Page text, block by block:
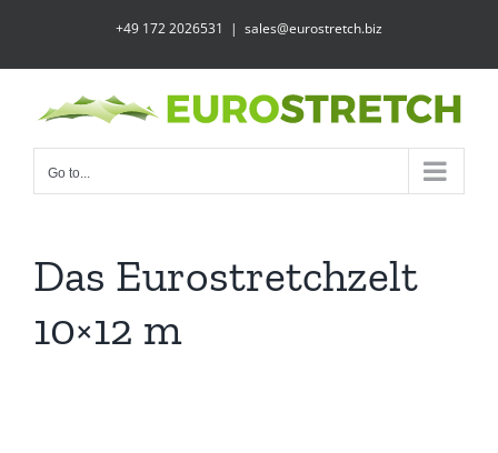
content
+49 172 2026531 | sales@eurostretch.biz
Go to...
Das Eurostretchzelt
10×12 m